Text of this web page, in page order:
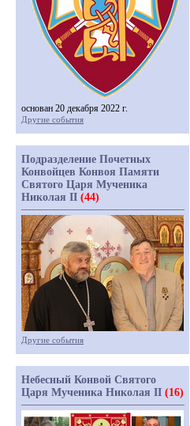
основан 20 декабря 2022 г.
Другие события
Подразделение Почетных
Конвойцев Конвоя Памяти
Святого Царя Мученика
Николая II (44)
Другие события
Небесный Конвой Святого
Царя Мученика Николая II (16)